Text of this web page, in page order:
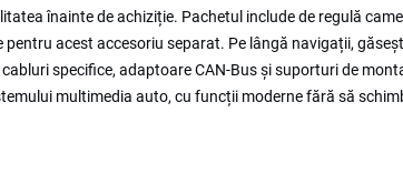
înainte de achiziție. Pachetul include de regulă
acest accesoriu separat. Pe lângă navigații,
specifice, adaptoare CAN-Bus și suporturi de
multimedia auto, cu funcții moderne fără să